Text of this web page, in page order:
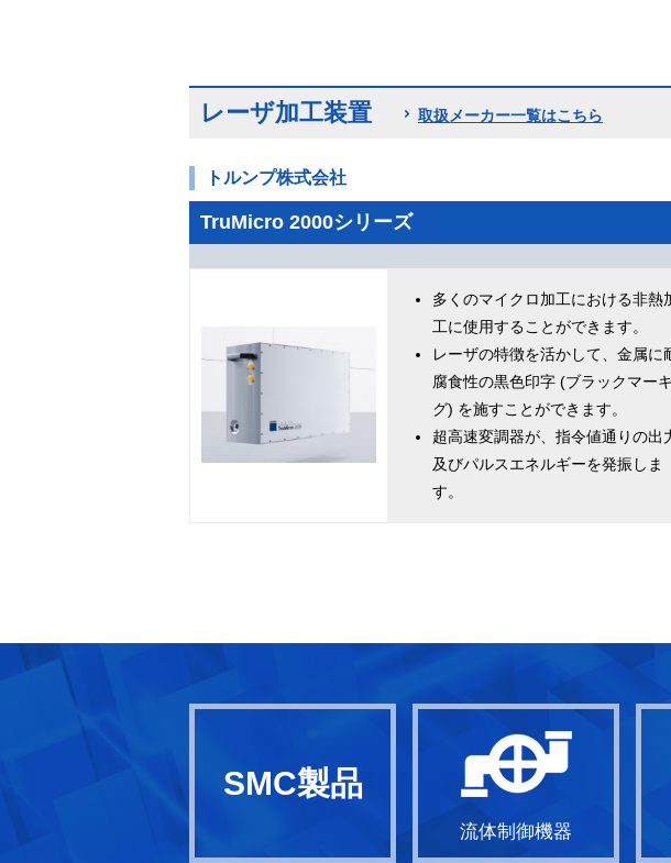
レーザ加工装置 取扱メーカー一覧はこちら
トルンプ株式会社
TruMicro 2000シリーズ
多くのマイクロ加工における非熱
工に使用することができます。
レーザの特徴を活かして、金属に
腐食性の黒色印字 (ブラックマー
グ) を施すことができます。
超高速変調器が、指令値通りの出
及びパルスエネルギーを発振しま
す。
SMC製品
流体制御機器